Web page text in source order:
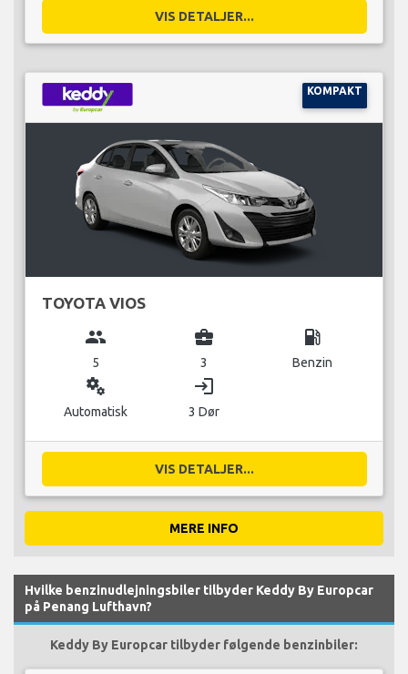
VIS DETALJER...
KOMPAKT
TOYOTA VIOS
group
5
business_center
3
local_gas_station
Benzin
miscellaneous_services
Automatisk
login
3 Dør
VIS DETALJER...
MERE INFO
Hvilke benzinudlejningsbiler tilbyder Keddy By Europcar
på Penang Lufthavn?
Keddy By Europcar tilbyder følgende benzinbiler: